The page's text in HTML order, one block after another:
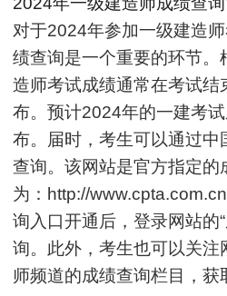
对于2024年参加一级建造
绩查询是一个重要的环节。
造师考试成绩通常在考试结
布。预计2024年的一建考
布。届时，考生可以通过
查询。该网站是官方指定的
为：http://
询入口开通后，登录网站的
询。此外，考生也可以关注
师频道的成绩查询栏目，获